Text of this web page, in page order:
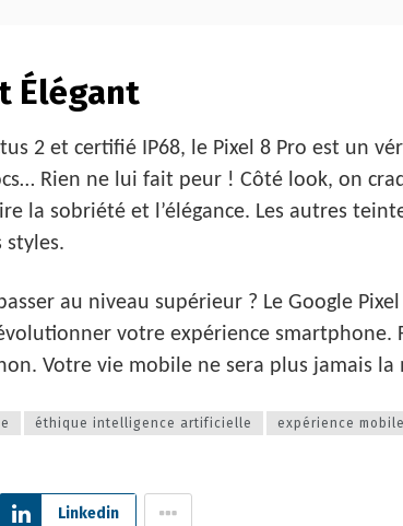
Élégant
2 et certifié IP68, le Pixel 8 Pro est un
Rien ne lui fait peur ! Côté look, on
la sobriété et l’élégance. Les autres
styles.
au niveau supérieur ? Le Google
votre expérience smartphone.
Votre vie mobile ne sera plus jamais la
éthique intelligence artificielle
expérience mobile
Linkedin